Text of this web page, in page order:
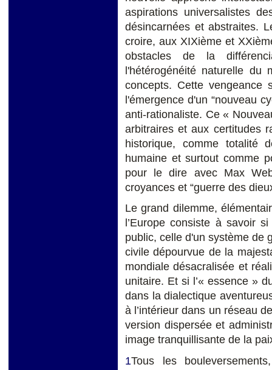
aspirations universalistes
désincarnées et abstraites.
croire, aux XIXième et
obstacles de la
l'hétérogénéité naturelle du
concepts. Cette vengeance
l'émergence d'un “nouveau
anti-rationaliste. Ce «
arbitraires et aux certitudes
historique, comme totalité
humaine et surtout comme
pour le dire avec Max
croyances et “guerre des
Le grand dilemme,
l’Europe consiste à savoir
public, celle d'un système de
civile dépourvue de la
mondiale désacralisée et
unitaire. Et si l’« essence »
dans la dialectique
à l’intérieur dans un réseau
version dispersée et
image tranquillisante de la
1Tous les